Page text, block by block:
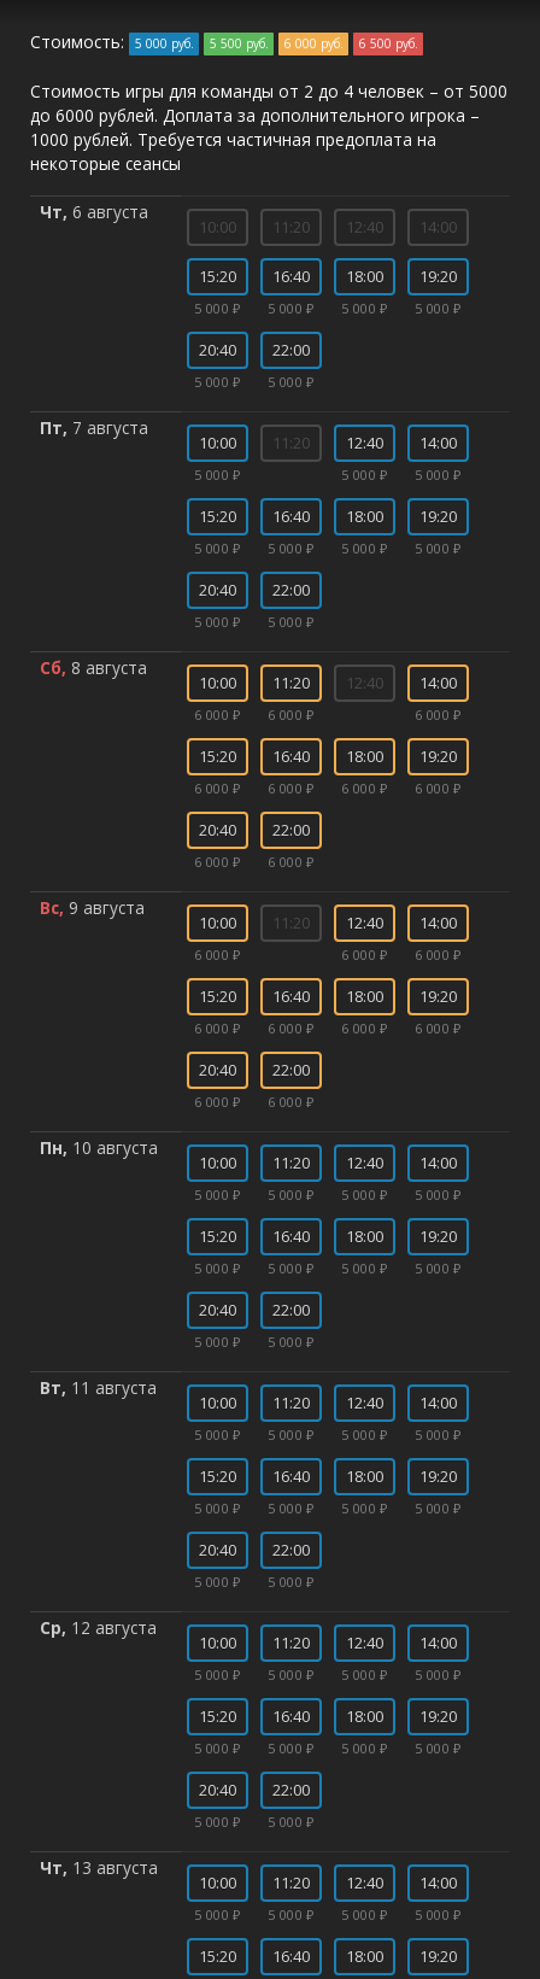
Стоимость: 5 000 руб. 5 500 руб. 6 000 руб. 6 500 руб.
Стоимость игры для команды от 2 до 4 человек – от 5000
до 6000 рублей. Доплата за дополнительного игрока –
1000 рублей. Требуется частичная предоплата на
некоторые сеансы
Чт, 6 августа
10:00 11:20 12:40 14:00
15:20
5 000 ₽
16:40
5 000 ₽
18:00
5 000 ₽
19:20
5 000 ₽
20:40
5 000 ₽
22:00
5 000 ₽
Пт, 7 августа
10:00
5 000 ₽
11:20 12:40
5 000 ₽
14:00
5 000 ₽
15:20
5 000 ₽
16:40
5 000 ₽
18:00
5 000 ₽
19:20
5 000 ₽
20:40
5 000 ₽
22:00
5 000 ₽
Сб, 8 августа
10:00
6 000 ₽
11:20
6 000 ₽
12:40 14:00
6 000 ₽
15:20
6 000 ₽
16:40
6 000 ₽
18:00
6 000 ₽
19:20
6 000 ₽
20:40
6 000 ₽
22:00
6 000 ₽
Вс, 9 августа
10:00
6 000 ₽
11:20 12:40
6 000 ₽
14:00
6 000 ₽
15:20
6 000 ₽
16:40
6 000 ₽
18:00
6 000 ₽
19:20
6 000 ₽
20:40
6 000 ₽
22:00
6 000 ₽
Пн, 10 августа
10:00
5 000 ₽
11:20
5 000 ₽
12:40
5 000 ₽
14:00
5 000 ₽
15:20
5 000 ₽
16:40
5 000 ₽
18:00
5 000 ₽
19:20
5 000 ₽
20:40
5 000 ₽
22:00
5 000 ₽
Вт, 11 августа
10:00
5 000 ₽
11:20
5 000 ₽
12:40
5 000 ₽
14:00
5 000 ₽
15:20
5 000 ₽
16:40
5 000 ₽
18:00
5 000 ₽
19:20
5 000 ₽
20:40
5 000 ₽
22:00
5 000 ₽
Ср, 12 августа
10:00
5 000 ₽
11:20
5 000 ₽
12:40
5 000 ₽
14:00
5 000 ₽
15:20
5 000 ₽
16:40
5 000 ₽
18:00
5 000 ₽
19:20
5 000 ₽
20:40
5 000 ₽
22:00
5 000 ₽
Чт, 13 августа
10:00
5 000 ₽
11:20
5 000 ₽
12:40
5 000 ₽
14:00
5 000 ₽
15:20 16:40 18:00 19:20